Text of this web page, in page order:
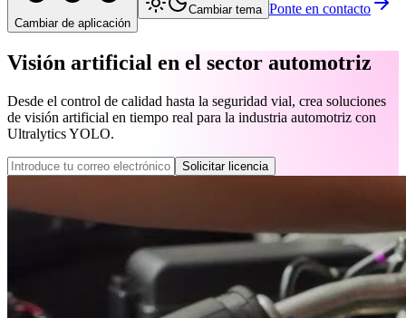
Cambiar de aplicación
Cambiar tema Ponte en contacto
Visión artificial en el sector automotriz
Desde el control de calidad hasta la seguridad vial, crea soluciones
de visión artificial en tiempo real para la industria automotriz con
Ultralytics YOLO.
Solicitar licencia